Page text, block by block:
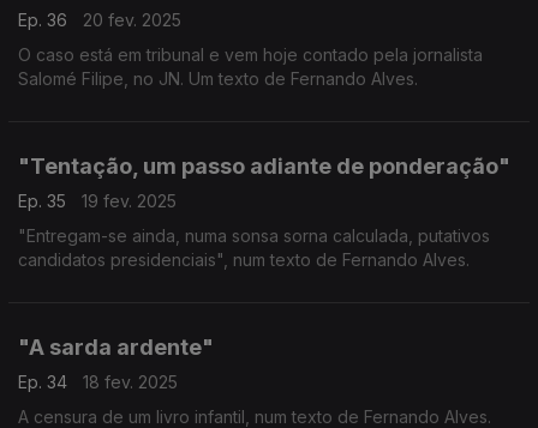
Ep. 36
20 fev. 2025
O caso está em tribunal e vem hoje contado pela jornalista
Salomé Filipe, no JN. Um texto de Fernando Alves.
"Tentação, um passo adiante de ponderação"
Ep. 35
19 fev. 2025
"Entregam-se ainda, numa sonsa sorna calculada, putativos
candidatos presidenciais", num texto de Fernando Alves.
"A sarda ardente"
Ep. 34
18 fev. 2025
A censura de um livro infantil, num texto de Fernando Alves.